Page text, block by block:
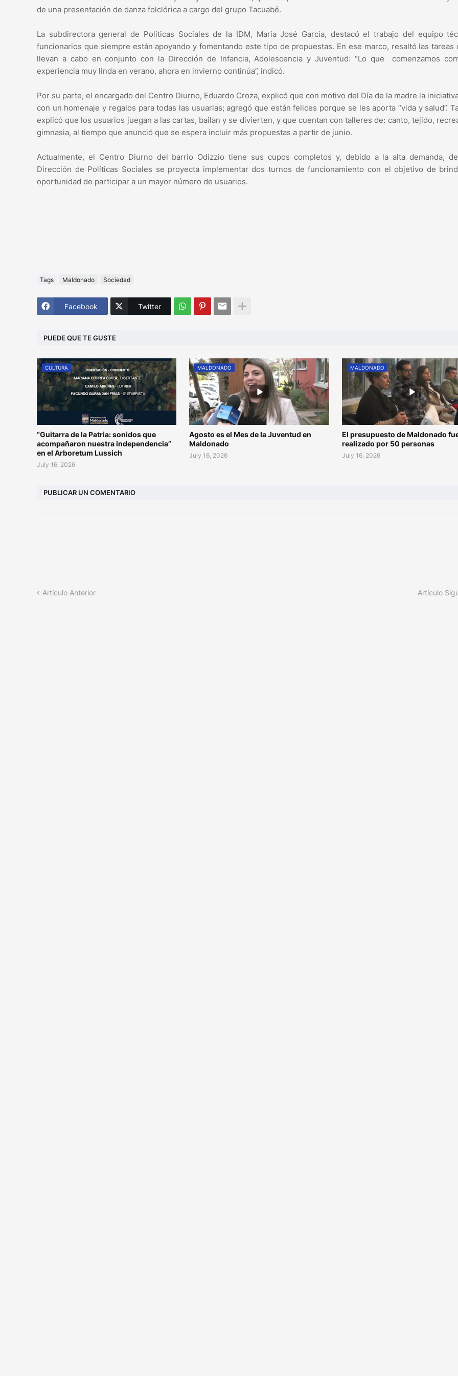
de una presentación de danza folclórica a cargo del grupo Tacuabé.
La subdirectora general de Políticas Sociales de la IDM, María José García, destacó el trabajo del equipo
funcionarios que siempre están apoyando y fomentando este tipo de propuestas. En ese marco, resaltó las tareas
llevan a cabo en conjunto con la Dirección de Infancia, Adolescencia y Juventud: “Lo que comenzamos
experiencia muy linda en verano, ahora en invierno continúa”, indicó.
Por su parte, el encargado del Centro Diurno, Eduardo Croza, explicó que con motivo del Día de la madre la
con un homenaje y regalos para todas las usuarias; agregó que están felices porque se les aporta “vida y salud”.
explicó que los usuarios juegan a las cartas, bailan y se divierten, y que cuentan con talleres de: canto, tejido,
gimnasia, al tiempo que anunció que se espera incluir más propuestas a partir de junio.
Actualmente, el Centro Diurno del barrio Odizzio tiene sus cupos completos y, debido a la alta demanda,
Dirección de Políticas Sociales se proyecta implementar dos turnos de funcionamiento con el objetivo de
oportunidad de participar a un mayor número de usuarios.
Tags Maldonado Sociedad
Facebook Twitter
PUEDE QUE TE GUSTE
CULTURA
“Guitarra de la Patria: sonidos que
acompañaron nuestra independencia”
en el Arboretum Lussich
July 16, 2026
MALDONADO
Agosto es el Mes de la Juventud en
Maldonado
July 16, 2026
MALDONADO
El presupuesto de Maldonado
realizado por 50 personas
July 16, 2026
PUBLICAR UN COMENTARIO
Artículo Anterior Artículo